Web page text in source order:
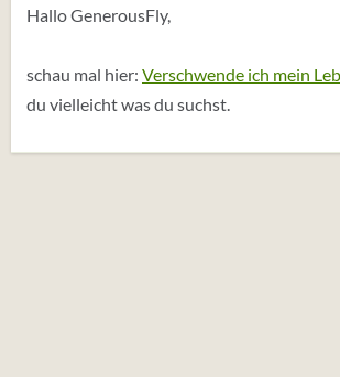
Hallo GenerousFly,
schau mal hier: Verschwende ich mein
du vielleicht was du suchst.